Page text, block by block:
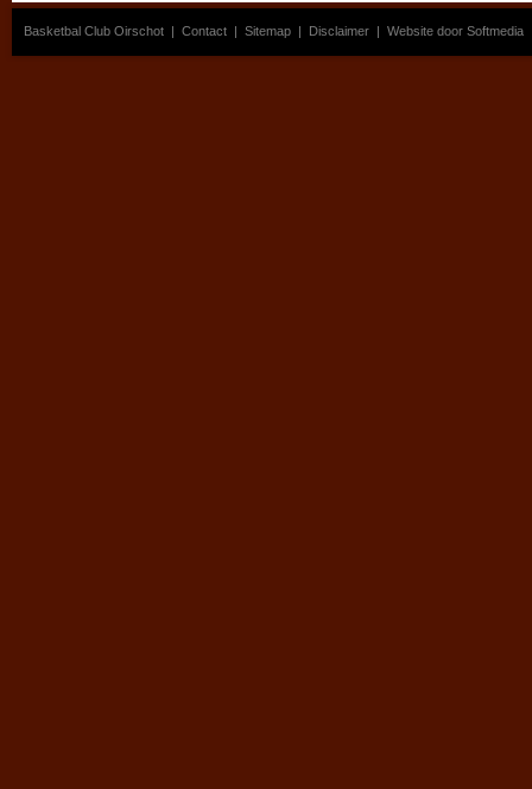
Basketbal Club Oirschot | Contact | Sitemap | Disclaimer | Website door Softmedia